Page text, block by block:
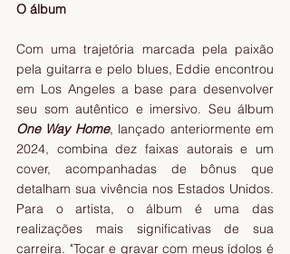
O álbum
Com uma trajetória marcada pela paixão
pela guitarra e pelo blues, Eddie encontrou
em Los Angeles a base para desenvolver
One Way Home, lançado anteriormente em
2024, combina dez faixas autorais e um
cover, acompanhadas de bônus que
detalham sua vivência nos Estados Unidos.
Para o artista, o álbum é uma das
realizações mais significativas de sua
carreira. "Tocar e gravar com meus ídolos é